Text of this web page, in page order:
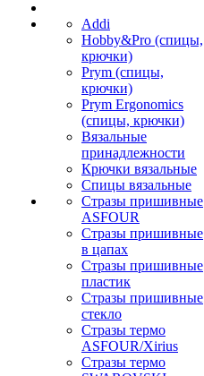
Addi
Hobby&Pro (спицы,
крючки)
Prym (спицы,
крючки)
Prym Ergonomics
(спицы, крючки)
Вязальные
принадлежности
Крючки вязальные
Спицы вязальные
Стразы пришивные
ASFOUR
Стразы пришивные
в цапах
Стразы пришивные
пластик
Стразы пришивные
стекло
Стразы термо
ASFOUR/Xirius
Стразы термо